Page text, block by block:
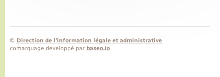
© Direction de l’information légale et administrative
comarquage developpé par baseo.io